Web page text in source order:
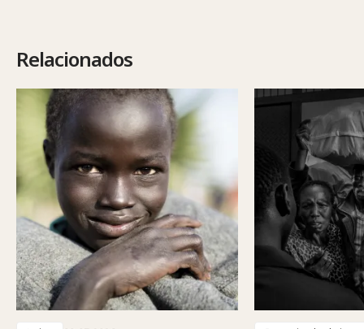
Relacionados